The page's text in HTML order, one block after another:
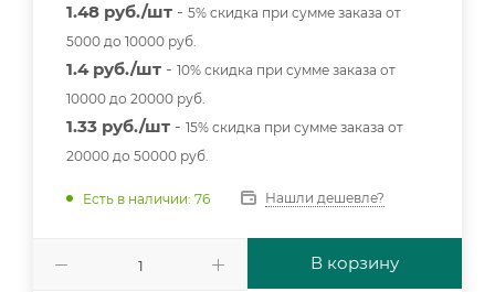
1.48 руб./шт - 5% скидка при сумме заказа от
5000 до 10000 руб.
1.4 руб./шт - 10% скидка при сумме заказа от
10000 до 20000 руб.
1.33 руб./шт - 15% скидка при сумме заказа от
20000 до 50000 руб.
Есть в наличии: 76 Нашли дешевле?
В корзину